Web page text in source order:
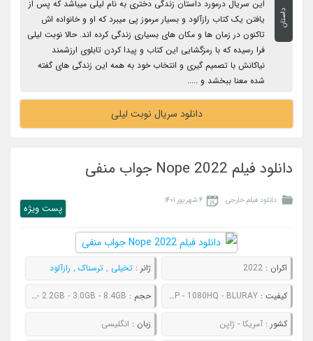
داستان
این سریال درمورد داستان زندگی دختری به نام لیلی میباشد که پس از
یافتن یک کتاب رازآلود و بسیار مرموز پی میبرد که او و خانواده اش
تاکنون در زمان ها و مکان های بسیاری زندگی کرده اند. حالا نوبت لیلی
فرا رسیده که با رمزگشایی این کتاب و پیدا کردن تابلوی ارزشمند
نیاکانش با تصمیم گیری و انتخاب خود به همه این زندگی های گفته
شده معنا ببخشد و .....
دانلود سریال نوبت لیلی
دانلود فیلم Nope 2022 جواب منفی
دانلود فیلم خارجی ۴ شهریور ۱۴۰۱
پست ويژه
اکران :2022 ژانر : تخیلی , ترسناک , رازآلود
کیفیت :480P - 720P - 1080P - 1080HQ - BLURAY حجم : 805MB - 1.1GB - 2.2GB - 3.0GB - 8.4GB
کشور :آمریکا - ژاپن زبان : انگلیسی